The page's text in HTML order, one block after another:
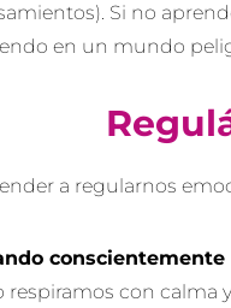
Si no
en un mundo
a regularnos
respiramos con calma